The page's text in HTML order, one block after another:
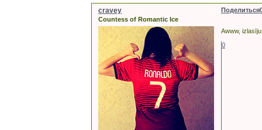
Поделиться
cravey
Countess of Romantic Ice
Awww,
0